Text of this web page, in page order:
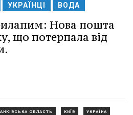
УКРАЇНЦІ ВОДА
Нова пошта
що потерпала від
ОБЛАСТЬ КИЇВ УКРАЇНА